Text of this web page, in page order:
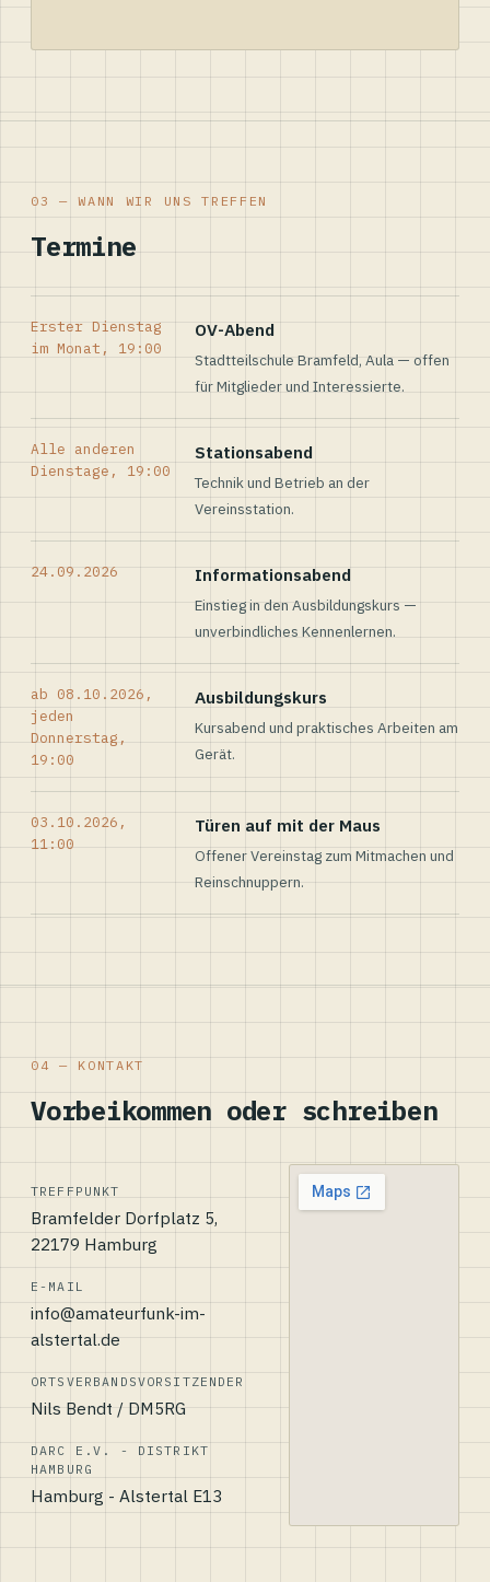
03 — WANN WIR UNS TREFFEN
Termine
Erster Dienstag
im Monat, 19:00
OV-Abend
Stadtteilschule Bramfeld, Aula — offen
für Mitglieder und Interessierte.
Alle anderen
Dienstage, 19:00
Stationsabend
Technik und Betrieb an der
Vereinsstation.
24.09.2026 Informationsabend
Einstieg in den Ausbildungskurs —
unverbindliches Kennenlernen.
ab 08.10.2026,
jeden
Donnerstag,
19:00
Ausbildungskurs
Kursabend und praktisches Arbeiten am
Gerät.
03.10.2026,
11:00
Türen auf mit der Maus
Offener Vereinstag zum Mitmachen und
Reinschnuppern.
04 — KONTAKT
Vorbeikommen oder schreiben
TREFFPUNKT
Bramfelder Dorfplatz 5,
22179 Hamburg
E-MAIL
info@amateurfunk-im-
alstertal.de
ORTSVERBANDSVORSITZENDER
Nils Bendt / DM5RG
DARC E.V. - DISTRIKT
HAMBURG
Hamburg - Alstertal E13